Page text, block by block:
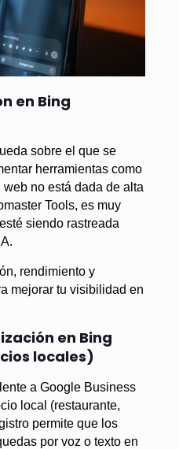
en Bing
sobre el que se
herramientas como
no está dada de alta
Tools, es muy
siendo rastreada
rendimiento y
mejorar tu visibilidad en
en Bing
locales)
a Google Business
local (restaurante,
permite que los
por voz o texto en